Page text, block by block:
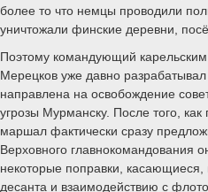
более то что немцы проводили
уничтожали финские деревни,
Поэтому командующий
Мерецков уже давно
направлена на освобождение
угрозы Мурманску. После того, как
маршал фактически сразу
Верховного главнокомандования
некоторые поправки, касающиеся,
десанта и взаимодействию с